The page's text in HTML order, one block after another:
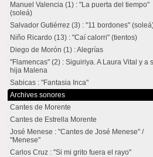
Manuel Valencia (1) : "La puerta del tiempo"
(soleá)
Salvador Gutiérrez (3) : "11 bordones"
Niño Ricardo (13) : "Caí calorri" (tientos)
Diego de Morón (1) : Alegrías
"Flamencas" (2) : Siguiriya. A Laura Vital y a
hija Malena
Sabicas : "Fantasia Inca"
Archives sonores
Cantes de Morente
Cantes de Estrella Morente
José Menese : "Cantes de José Menese" /
"Menese"
Carlos Cruz : "Si mi grito fuera el rayo"